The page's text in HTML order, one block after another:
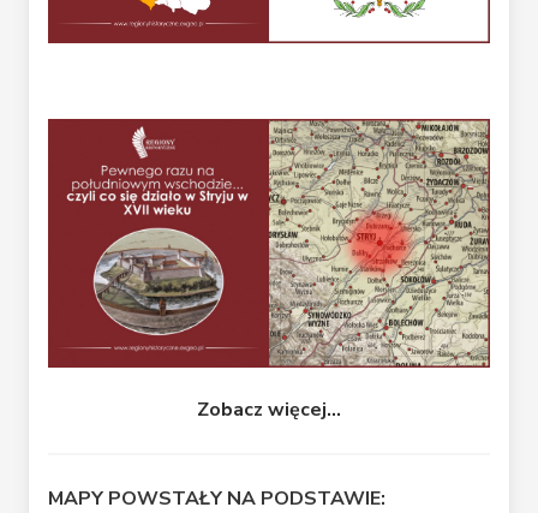
Zobacz więcej...
MAPY POWSTAŁY NA PODSTAWIE: